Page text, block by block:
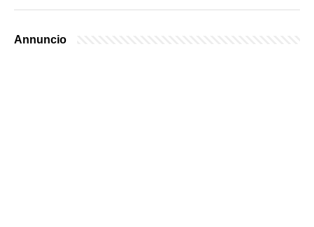
Annuncio